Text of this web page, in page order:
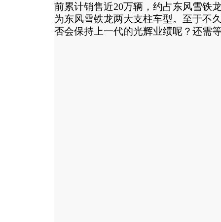
前累计销售近20万辆，约占东风雪铁
为东风雪铁龙两大支柱车型。至于不
否会保持上一代的光辉业绩呢？还需